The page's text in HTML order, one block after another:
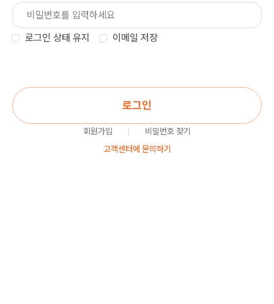
로그인 상태 유지 이메일 저장
로그인
회원가입
비밀번호 찾기
고객센터에 문의하기